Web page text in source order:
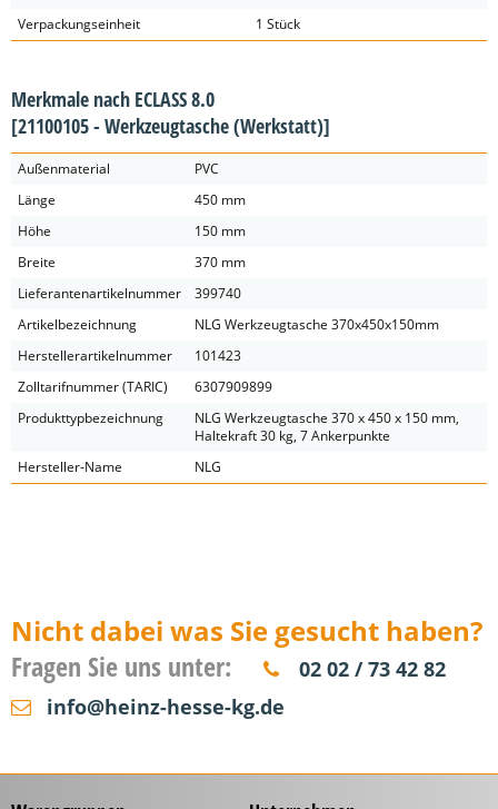
Verpackungseinheit
1 Stück
Merkmale nach ECLASS 8.0
[21100105 - Werkzeugtasche (Werkstatt)]
Außenmaterial
PVC
Länge
450 mm
Höhe
150 mm
Breite
370 mm
Lieferantenartikelnummer
399740
Artikelbezeichnung
NLG Werkzeugtasche 370x450x150mm
Herstellerartikelnummer
101423
Zolltarifnummer (TARIC)
6307909899
Produkttypbezeichnung
NLG Werkzeugtasche 370 x 450 x 150 mm,
Haltekraft 30 kg, 7 Ankerpunkte
Hersteller-Name
NLG
Nicht dabei was Sie gesucht haben?
Fragen Sie uns unter:
02 02 / 73 42 82
info@heinz-hesse-kg.de